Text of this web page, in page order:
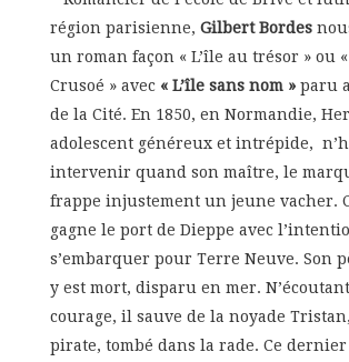
région parisienne, Gilbert Bordes
un roman façon « L’île au trésor » ou
Crusoé » avec « L’île sans nom » paru
de la Cité. En 1850, en Normandie,
adolescent généreux et intrépide,
intervenir quand son maître, le
frappe injustement un jeune vacher.
gagne le port de Dieppe avec
s’embarquer pour Terre Neuve. Son
y est mort, disparu en mer.
courage, il sauve de la noyade
pirate, tombé dans la rade. Ce